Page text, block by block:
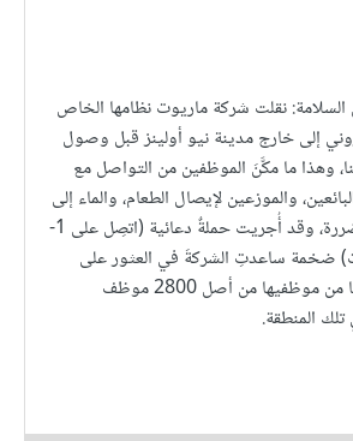
نقلت شركة ماريوت نظامها الخاص
إلى خارج مدينة نيو أولينز قبل وصول
وهذا ما مكَّنَ الموظفين من التواصل مع
والموزعين لإيصال الطعام، والماء إلى
المناطق المتضررة، وقد أُجريت حملةٌ دعائية (اتصِل على 1-
ضخمة ساعدتِ الشركةَ في العثور على
2500 شخصًا من موظفيها من أصل 2800 موظف
المنطقة.